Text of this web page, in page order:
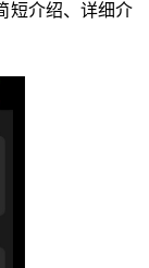
短介绍、详细介